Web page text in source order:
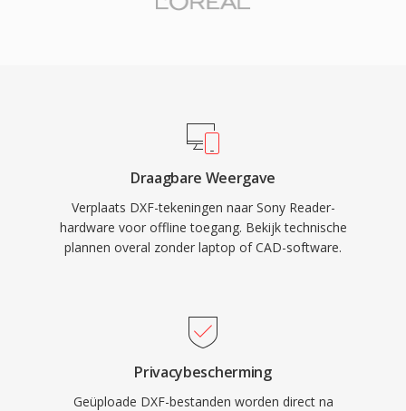
Draagbare Weergave
Verplaats DXF-tekeningen naar Sony Reader-
hardware voor offline toegang. Bekijk technische
plannen overal zonder laptop of CAD-software.
Privacybescherming
Geüploade DXF-bestanden worden direct na